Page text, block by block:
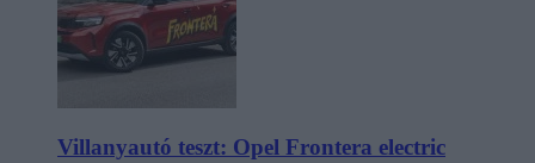
Villanyautó teszt: Opel Frontera electric